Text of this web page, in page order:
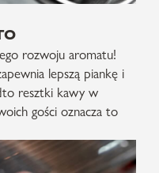
rozwoju aromatu!
lepszą piankę i
resztki kawy w
gości oznacza to